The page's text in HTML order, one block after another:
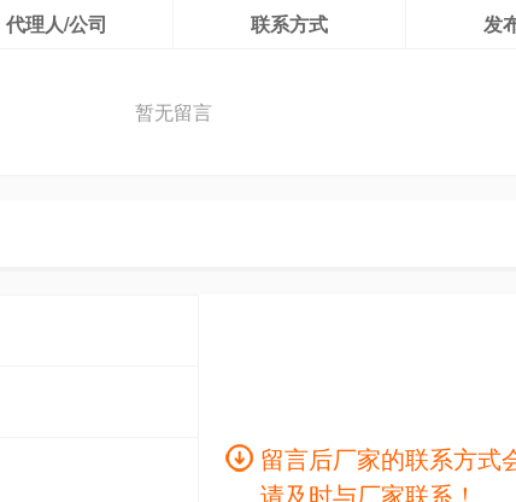
代理人/公司 联系方式 发
暂无留言
留言后厂家的联系方式
请及时与厂家联系！